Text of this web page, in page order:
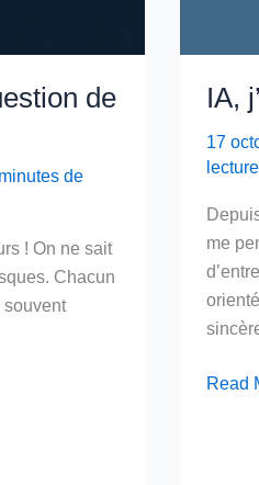
de
de
! On ne sait
Chacun
souvent
IA,
17
lecture
me
IA,
Read